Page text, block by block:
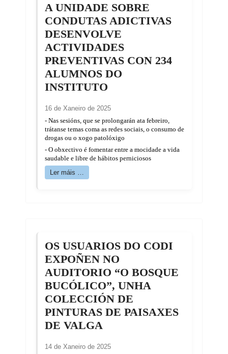
A UNIDADE SOBRE
CONDUTAS ADICTIVAS
DESENVOLVE
ACTIVIDADES
PREVENTIVAS CON 234
ALUMNOS DO
INSTITUTO
16 de Xaneiro de 2025
- Nas sesións, que se prolongarán ata febreiro,
trátanse temas coma as redes sociais, o consumo de
drogas ou o xogo patolóxigo
- O obxectivo é fomentar entre a mocidade a vida
saudable e libre de hábitos perniciosos
Ler máis …
OS USUARIOS DO CODI
EXPOÑEN NO
AUDITORIO “O BOSQUE
BUCÓLICO”, UNHA
COLECCIÓN DE
PINTURAS DE PAISAXES
DE VALGA
14 de Xaneiro de 2025